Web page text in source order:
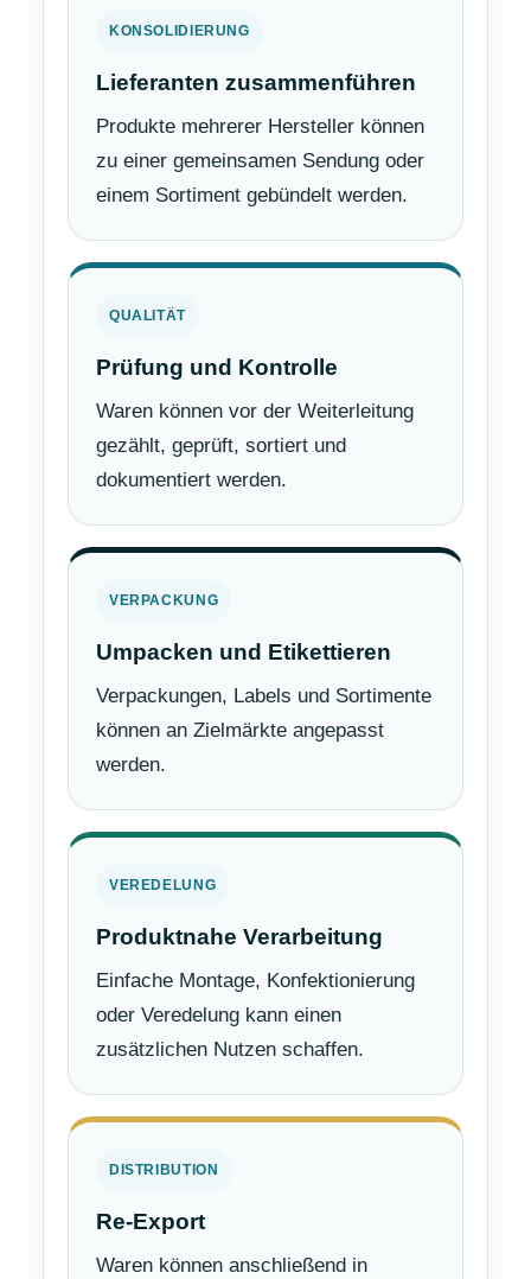
KONSOLIDIERUNG
Lieferanten zusammenführen
Produkte mehrerer Hersteller können
zu einer gemeinsamen Sendung oder
einem Sortiment gebündelt werden.
QUALITÄT
Prüfung und Kontrolle
Waren können vor der Weiterleitung
gezählt, geprüft, sortiert und
dokumentiert werden.
VERPACKUNG
Umpacken und Etikettieren
Verpackungen, Labels und Sortimente
können an Zielmärkte angepasst
werden.
VEREDELUNG
Produktnahe Verarbeitung
Einfache Montage, Konfektionierung
oder Veredelung kann einen
zusätzlichen Nutzen schaffen.
DISTRIBUTION
Re-Export
Waren können anschließend in